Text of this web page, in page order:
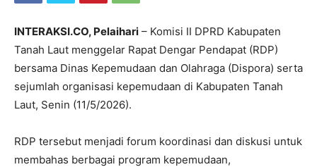
INTERAKSI.CO, Pelaihari – Komisi II DPRD Kabupaten
Tanah Laut menggelar Rapat Dengar Pendapat (RDP)
bersama Dinas Kepemudaan dan Olahraga (Dispora) serta
sejumlah organisasi kepemudaan di Kabupaten Tanah
Laut, Senin (11/5/2026).
RDP tersebut menjadi forum koordinasi dan diskusi untuk
membahas berbagai program kepemudaan,